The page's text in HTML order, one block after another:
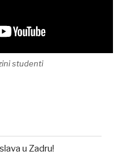
studenti
u Zadru!